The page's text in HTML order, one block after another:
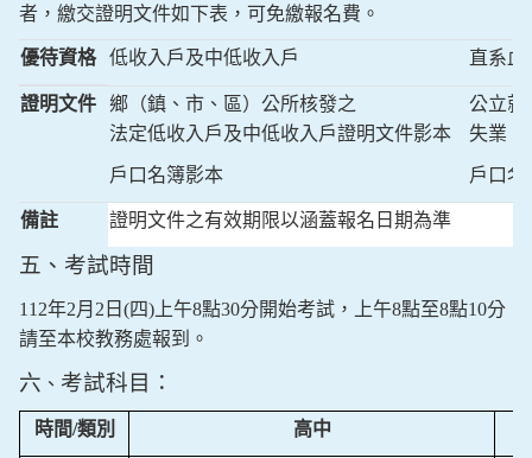
者，繳交證明文件如下表，可免繳報名費。
優待資格 低收入戶及中低收入戶 直系血
證明文件
鄉（鎮、市、區）公所核發之
法定低收入戶及中低收入戶證明文件影本
戶口名簿影本
公立就
失業（
戶口名
備註 證明文件之有效期限以涵蓋報名日期為準
五、考試時間
112年2月 2 日 (四) 上午8點30分開始考試，上午8點至8點10分
請至本校教務處報到。
六 、 考試科目：
時間/類別
高中